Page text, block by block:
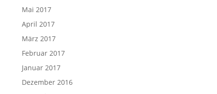
Mai 2017
April 2017
März 2017
Februar 2017
Januar 2017
Dezember 2016